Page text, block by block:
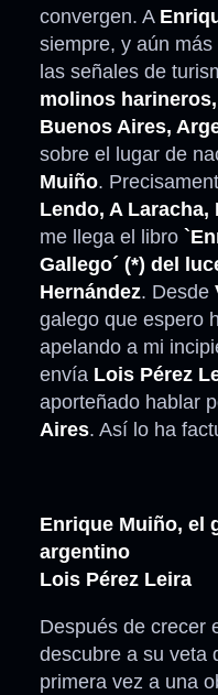
convergen. A
siempre, y aún más
las señales de
molinos harineros,
Buenos Aires,
sobre el lugar de
Muiño.
Lendo, A
me llega el libro
Gallego´ (*) del
Hernández. Desde
galego que espero
apelando a mi
envía Lois Pérez
aporteñado hablar
Aires. Así lo ha
Enrique Muiño, el
argentino
Lois Pérez Leira
Después de crecer
descubre a su veta
primera vez a una